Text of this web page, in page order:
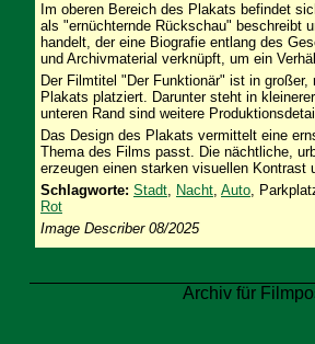
Im oberen Bereich des Plakats befindet
als "ernüchternde Rückschau" beschreibt
handelt, der eine Biografie entlang des
und Archivmaterial verknüpft, um ein
Der Filmtitel "Der Funktionär" ist in
Plakats platziert. Darunter steht in
unteren Rand sind weitere
Das Design des Plakats vermittelt eine
Thema des Films passt. Die nächtliche,
erzeugen einen starken visuellen
Schlagworte: Stadt, Nacht, Auto,
Rot
Image Describer 08/2025
Archiv für